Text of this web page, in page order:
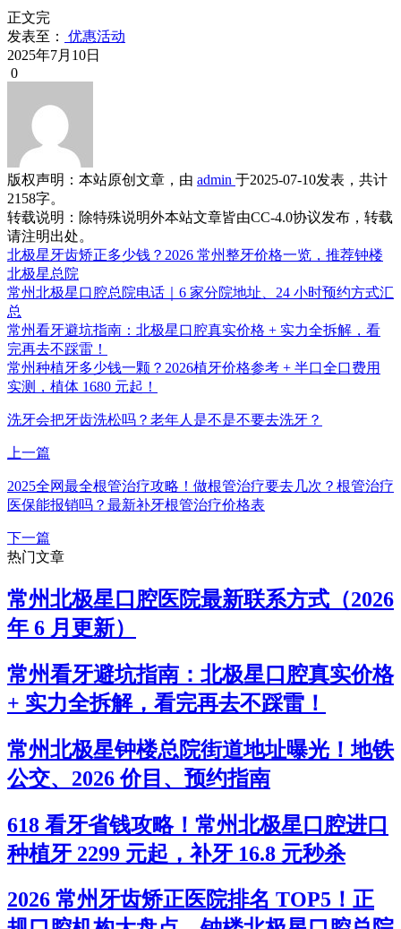
正文完
发表至：
优惠活动
2025年7月10日
0
版权声明： 本站原创文章，由 admin 于2025-07-10发表，共计
2158字。
转载说明： 除特殊说明外本站文章皆由CC-4.0协议发布，转载
请注明出处。
北极星牙齿矫正多少钱？2026 常州整牙价格一览，推荐钟楼
北极星总院
常州北极星口腔总院电话｜6 家分院地址、24 小时预约方式汇
总
常州看牙避坑指南：北极星口腔真实价格 + 实力全拆解，看
完再去不踩雷！
常州种植牙多少钱一颗？2026植牙价格参考 + 半口全口费用
实测，植体 1680 元起！
洗牙会把牙齿洗松吗？老年人是不是不要去洗牙？
上一篇
2025全网最全根管治疗攻略！做根管治疗要去几次？根管治疗
医保能报销吗？最新补牙根管治疗价格表
下一篇
热门文章
常州北极星口腔医院最新联系方式（2026
年 6 月更新）
常州看牙避坑指南：北极星口腔真实价格
+ 实力全拆解，看完再去不踩雷！
常州北极星钟楼总院街道地址曝光！地铁
公交、2026 价目、预约指南
618 看牙省钱攻略！常州北极星口腔进口
种植牙 2299 元起，补牙 16.8 元秒杀
2026 常州牙齿矫正医院排名 TOP5！正